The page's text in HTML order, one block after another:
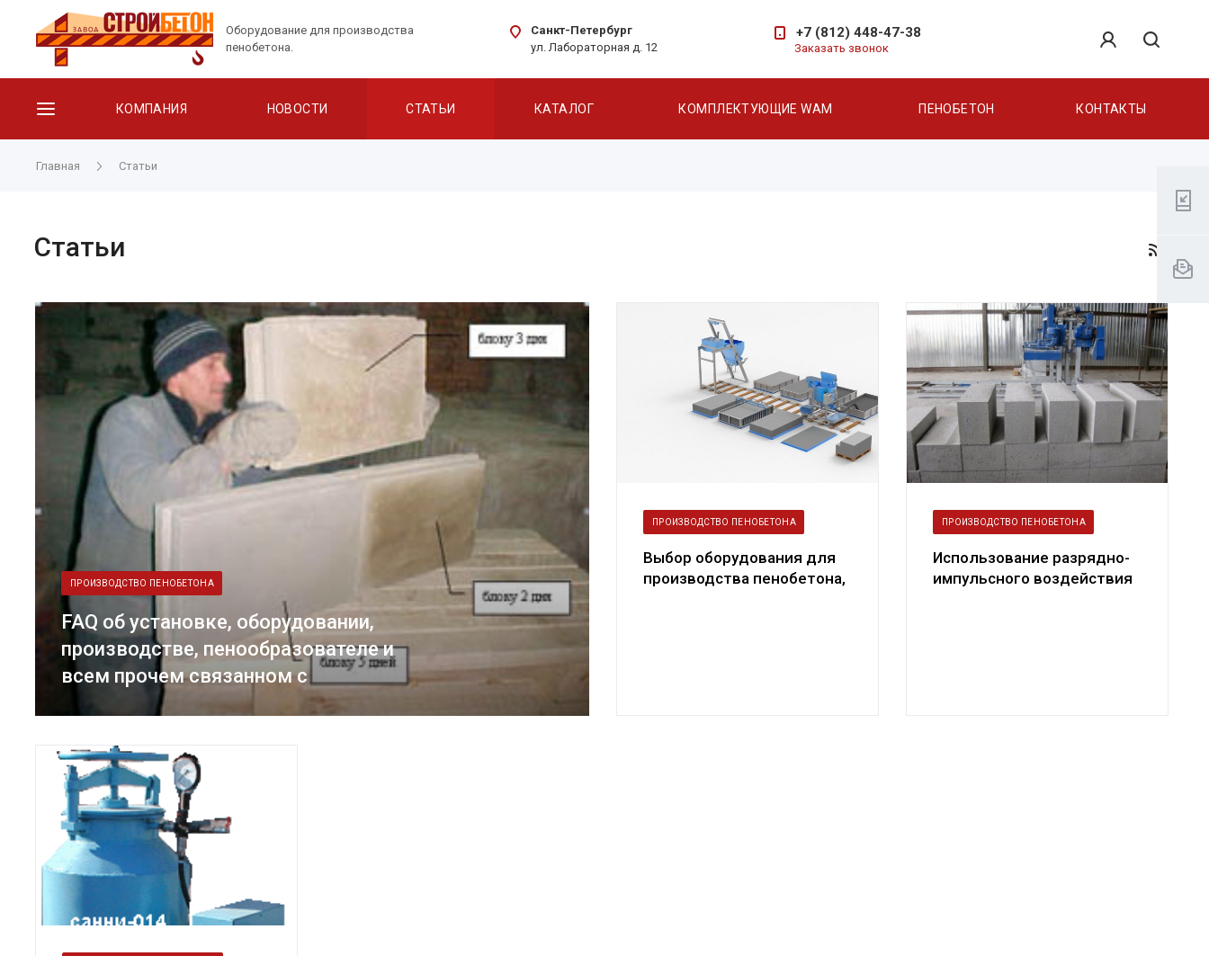
Оборудование для производства
пенобетона.
Санкт-Петербург
ул. Лабораторная д. 12
+7 (812) 448-47-38
Заказать звонок
КОМПАНИЯ НОВОСТИ СТАТЬИ КАТАЛОГ КОМПЛЕКТУЮЩИЕ WAM ПЕНОБЕТОН КОНТАКТЫ
Главная Статьи
Статьи
ПРОИЗВОДСТВО ПЕНОБЕТОНА
FAQ об установке, оборудовании,
производстве, пенообразователе и
всем прочем связанном с
пенобетоном
ПРОИЗВОДСТВО ПЕНОБЕТОНА
Выбор оборудования для
производства пенобетона,
ПРОИЗВОДСТВО ПЕНОБЕТОНА
Использование разрядно-
импульсного воздействия